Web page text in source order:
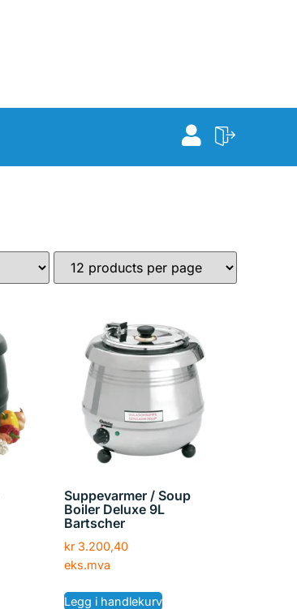
Suppevarmer / Soup
Boiler Deluxe 9L
Bartscher
kr 3.200,40
eks.mva
Legg i handlekurv